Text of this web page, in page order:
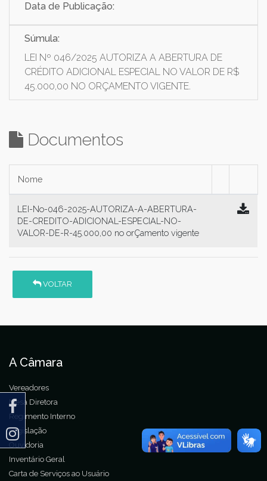
Data de Publicação:
Súmula:
LEI Nº 046/2025 AUTORIZA A ABERTURA DE
CRÉDITO ADICIONAL ESPECIAL NO VALOR DE R$
45.000,00 NO ORÇAMENTO VIGENTE.
Documentos
Nome
LEI-No-046-2025-AUTORIZA-A-ABERTURA-
DE-CREDITO-ADICIONAL-ESPECIAL-NO-
VALOR-DE-R-45.000,00 no orÇamento vigente
VOLTAR
A Câmara
Vereadores
Mesa Diretora
Regimento Interno
Legislação
Ouvidoria
Inventário Geral
Carta de Serviços ao Usuário